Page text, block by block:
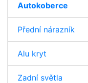
Autokoberce
Přední nárazník
Alu kryt
Zadní světla